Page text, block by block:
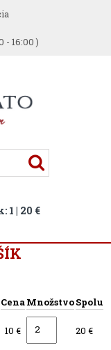
- 16:00 )
1 | 20 €
CenaMnožstvoSpolu
10 € 20 €